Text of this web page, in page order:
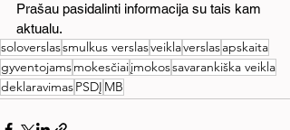
Prašau pasidalinti informacija su tais kam
aktualu.
soloverslassmulkus verslasveiklaverslasapskaita
gyventojamsmokesčiaiįmokossavarankiška veikla
deklaravimasPSDĮ MB